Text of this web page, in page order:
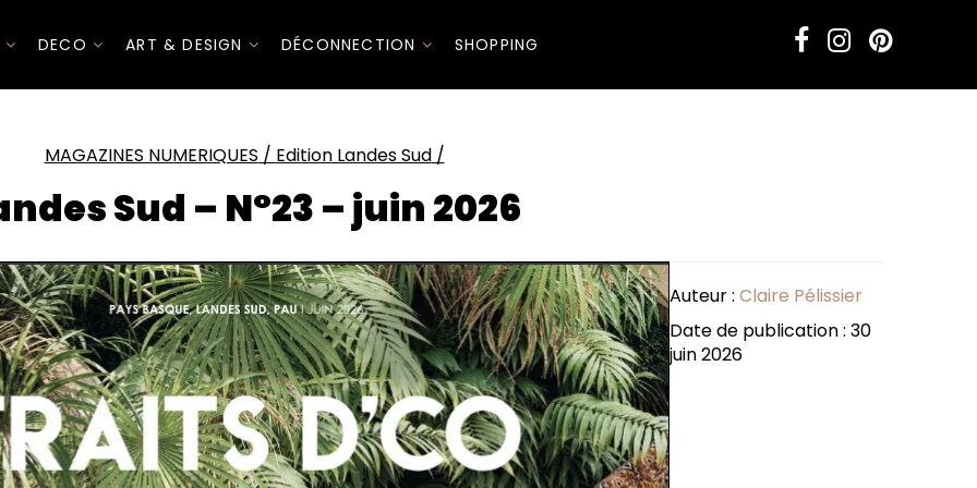
DECO ART & DESIGN DÉCONNECTION SHOPPING
MAGAZINES NUMERIQUES / Edition Landes Sud/
Sud – N°23 – juin 2026
Auteur : Claire Pélissier
Date de publication : 30
juin 2026